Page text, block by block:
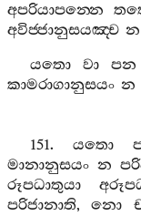
අපරියාපන‍්නෙ
අවිජ‍්ජානුසයඤ‍්ච න
යතො
වා පන
කාමරාගානුසයං න
151. යතො
මානානුසයං න
රූපධාතුයා
පරිජානාති,නො